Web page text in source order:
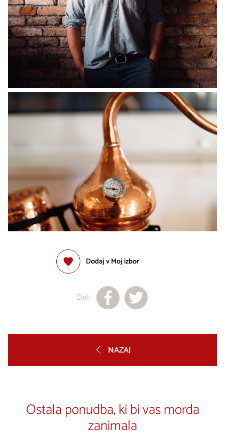
Dodaj v Moj izbor
Deli
NAZAJ
Ostala ponudba, ki bi vas morda
zanimala